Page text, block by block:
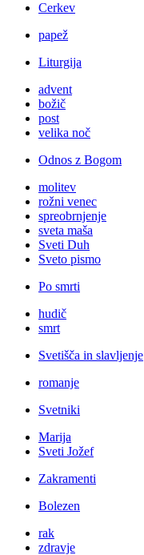
Cerkev
papež
Liturgija
advent
božič
post
velika noč
Odnos z Bogom
molitev
rožni venec
spreobrnjenje
sveta maša
Sveti Duh
Sveto pismo
Po smrti
hudič
smrt
Svetišča in slavljenje
romanje
Svetniki
Marija
Sveti Jožef
Zakramenti
Bolezen
rak
zdravje